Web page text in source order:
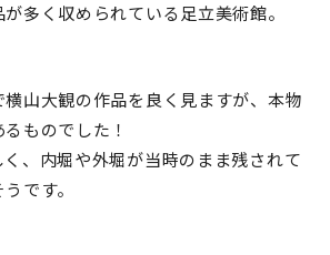
多く収められている足立美術館。
横山大観の作品を良く見ますが、本物
ものでした！
、内堀や外堀が当時のまま残されて
うです。